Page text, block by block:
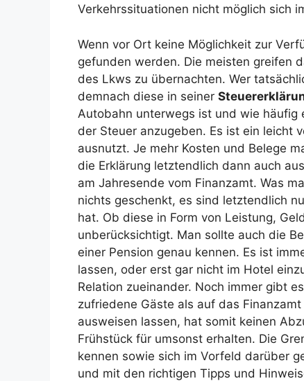
Verkehrssituationen nicht möglich sich
Wenn vor Ort keine Möglichkeit zur
gefunden werden. Die meisten greifen
des Lkws zu übernachten. Wer
demnach diese in seiner
Autobahn unterwegs ist und wie häufig
der Steuer anzugeben. Es ist ein leicht
ausnutzt. Je mehr Kosten und Belege
die Erklärung letztendlich dann auch
am Jahresende vom Finanzamt. Was
nichts geschenkt, es sind letztendlich
hat. Ob diese in Form von Leistung,
unberücksichtigt. Man sollte auch die
einer Pension genau kennen. Es ist
lassen, oder erst gar nicht im Hotel
Relation zueinander. Noch immer gibt
zufriedene Gäste als auf das
ausweisen lassen, hat somit keinen
Frühstück für umsonst erhalten. Die
kennen sowie sich im Vorfeld darüber
und mit den richtigen Tipps und